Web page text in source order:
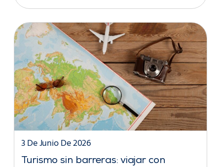
Turismo sin barreras: viajar con
3 De Junio De 2026